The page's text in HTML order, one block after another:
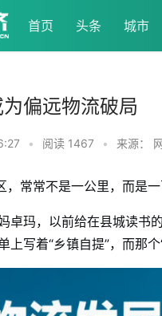
首页 头条 城市
偏远物流破局
• 阅读 1467 • 来源：
，常常不是一公里，而是
卓玛，以前给在县城读书
上写着“乡镇自提”，而那